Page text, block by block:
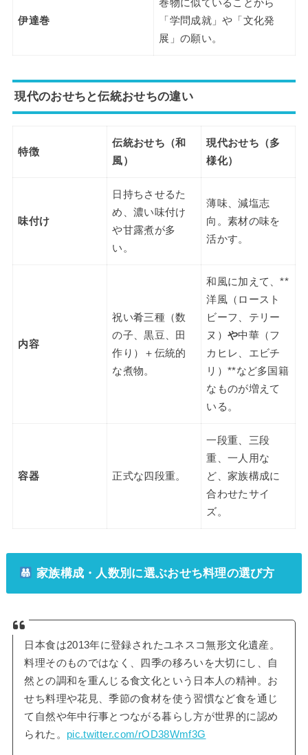
伊達巻
巻物に似ていることから
「学問成就」や「文化発
展」の願い。
現代のおせちと伝統おせちの違い
特徴
伝統おせち（和
風）
現代おせち（多
様化）
味付け
日持ちさせるた
め、濃い味付け
や甘露煮が多
い。
薄味、減塩志
向。素材の味を
活かす。
内容
祝い肴三種（数
の子、黒豆、田
作り）＋伝統的
な煮物。
和風に加えて、**
洋風（ロースト
ビーフ、テリー
ヌ） や中華（フ
カヒレ、エビチ
リ）**など多国籍
なものが増えて
いる。
容器 正式な四段重。
一段重、三段
重、一人用な
ど、家族構成に
合わせたサイ
ズ。
家族構成・人数別に選ぶおせち料理の選び方
日本食は2013年に登録されたユネスコ無形文化遺産。
料理そのものではなく、四季の移ろいを大切にし、自
然との調和を重んじる食文化という日本人の精神。お
せち料理や花見、季節の食材を使う習慣など食を通じ
て自然や年中行事とつながる暮らし方が世界的に認め
られた。 pic.twitter.com/rOD38Wmf3G